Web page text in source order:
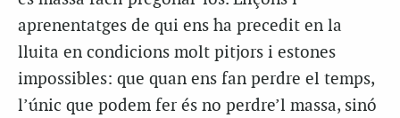
aprenentatges de qui ens ha precedit en la
lluita en condicions molt pitjors i estones
impossibles: que quan ens fan perdre el temps,
l’únic que podem fer és no perdre’l massa, sinó